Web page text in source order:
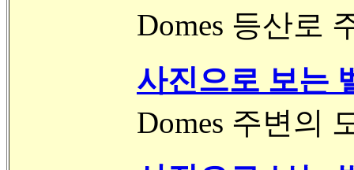
Domes 등산로
사진으로 보는
Domes 주변의